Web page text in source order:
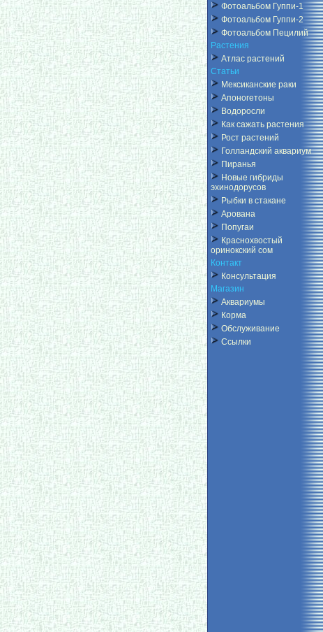
Фотоальбом Гуппи-1
Фотоальбом Гуппи-2
Фотоальбом Пецилий
Растения
Атлас растений
Статьи
Мексиканские раки
Апоногетоны
Водоросли
Как сажать растения
Рост растений
Голландский аквариум
Пиранья
Новые гибриды
эхинодорусов
Рыбки в стакане
Арована
Попугаи
Краснохвостый
оринокский сом
Контакт
Консультация
Магазин
Аквариумы
Корма
Обслуживание
Ссылки